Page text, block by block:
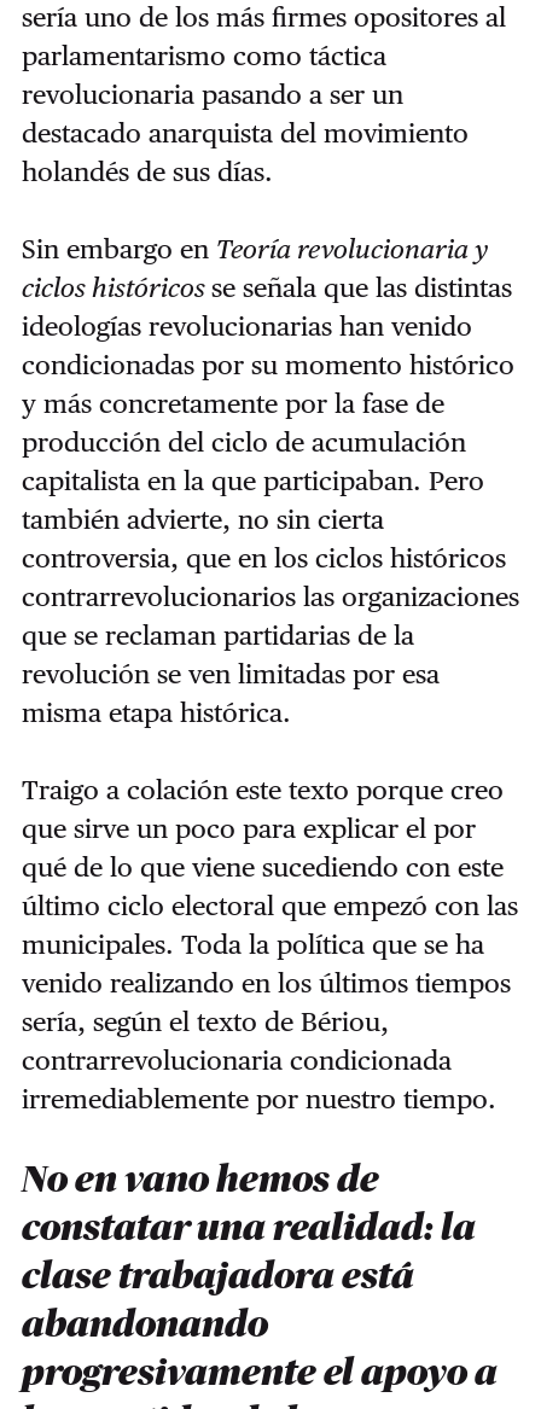
sería uno de los más firmes opositores al
parlamentarismo como táctica
revolucionaria pasando a ser un
destacado anarquista del movimiento
holandés de sus días.
Sin embargo en Teoría revolucionaria y
ciclos históricosse señala que las distintas
ideologías revolucionarias han venido
condicionadas por su momento histórico
y más concretamente por la fase de
producción del ciclo de acumulación
capitalista en la que participaban. Pero
también advierte, no sin cierta
controversia, que en los ciclos históricos
contrarrevolucionarios las organizaciones
que se reclaman partidarias de la
revolución se ven limitadas por esa
misma etapa histórica.
Traigo a colación este texto porque creo
que sirve un poco para explicar el por
qué de lo que viene sucediendo con este
último ciclo electoral que empezó con las
municipales. Toda la política que se ha
venido realizando en los últimos tiempos
sería, según el texto de Bériou,
contrarrevolucionaria condicionada
irremediablemente por nuestro tiempo.
No en vano hemos de
constatar una realidad: la
clase trabajadora está
abandonando
progresivamente el apoyo a